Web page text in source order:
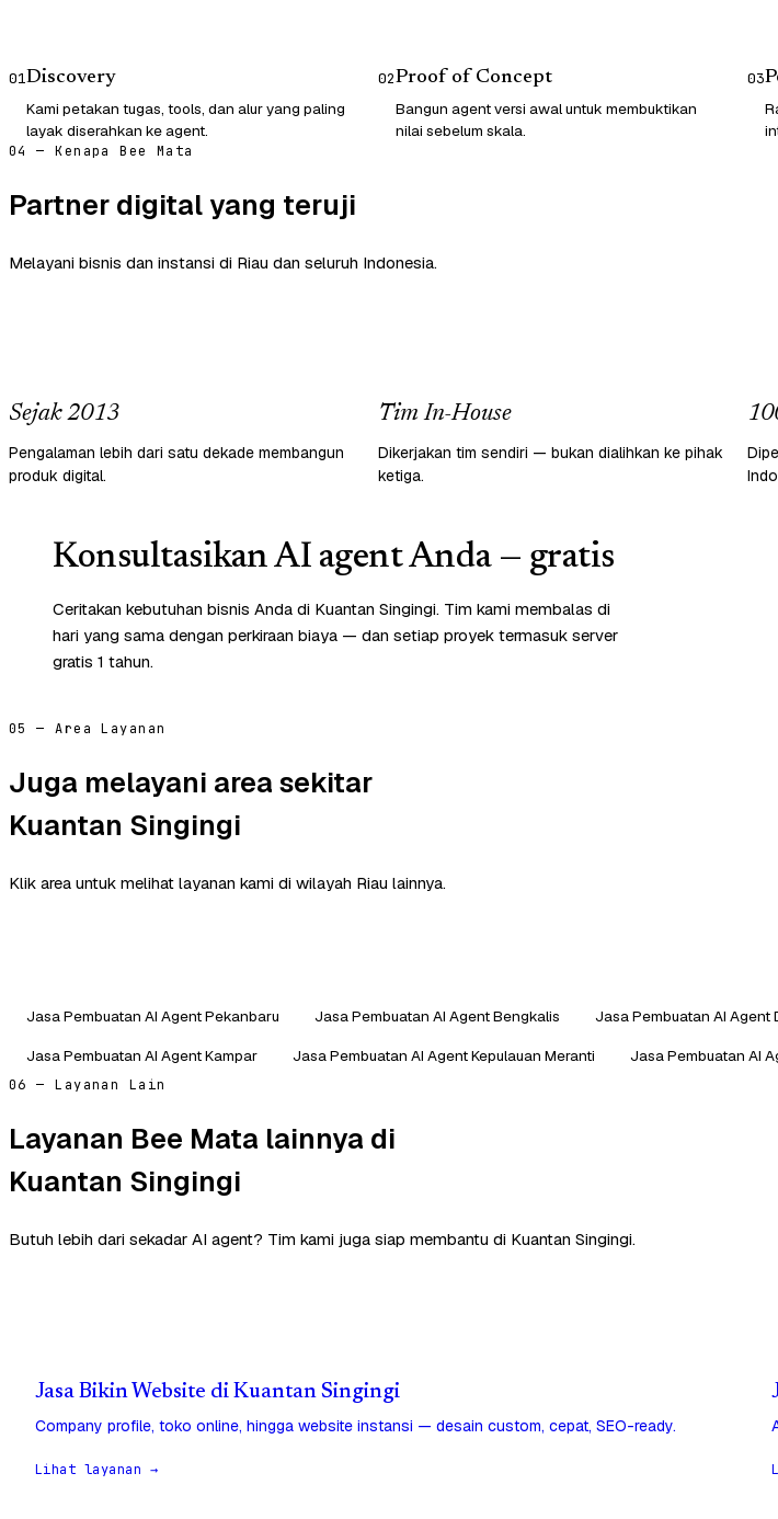
01Discovery
Kami petakan tugas, tools, dan alur yang paling
layak diserahkan ke agent.
02Proof of Concept
Bangun agent versi awal untuk membuktikan
nilai sebelum skala.
03
04 — Kenapa Bee Mata
Partner digital yang teruji
Melayani bisnis dan instansi di Riau dan seluruh Indonesia.
Sejak 2013
Pengalaman lebih dari satu dekade membangun
produk digital.
Tim In-House
Dikerjakan tim sendiri — bukan dialihkan ke pihak
ketiga.
Konsultasikan AI agent Anda — gratis
Ceritakan kebutuhan bisnis Anda di Kuantan Singingi. Tim kami membalas di
hari yang sama dengan perkiraan biaya — dan setiap proyek termasuk server
gratis 1 tahun.
05 — Area Layanan
Juga melayani area sekitar
Kuantan Singingi
Klik area untuk melihat layanan kami di wilayah Riau lainnya.
Jasa Pembuatan AI Agent Pekanbaru Jasa Pembuatan AI Agent Bengkalis Jasa Pembuatan AI Agent
Jasa Pembuatan AI Agent Kampar
Jasa Pembuatan AI Agent Kepulauan Meranti Jasa Pembuatan AI
06 — Layanan Lain
Layanan Bee Mata lainnya di
Kuantan Singingi
Butuh lebih dari sekadar AI agent? Tim kami juga siap membantu di Kuantan Singingi.
Jasa Bikin Website di Kuantan Singingi
Company profile, toko online, hingga website instansi — desain custom, cepat, SEO-ready.
Lihat layanan →